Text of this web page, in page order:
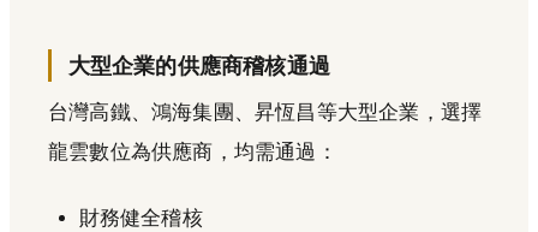
大型企業的供應商稽核通過
台灣高鐵、鴻海集團、昇恆昌等大型企業，選擇
龍雲數位為供應商，均需通過：
財務健全稽核